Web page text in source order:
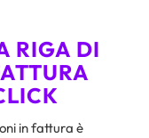
RIGA DI
in fattura è